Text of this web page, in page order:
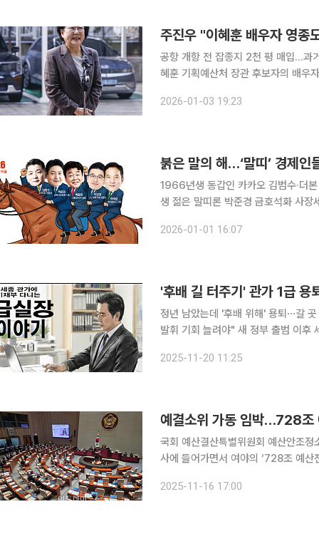
주진우 "이혜훈 배우자 영
공항 개항 전 잡종지 2천 평 매입…과거 이슬람 비하 발
혜훈 기획예산처 장관 후보자의 배우
2026-01-03 19:23
붉은 말의 해…‘말띠’ 경제인
1966년생 동갑인 카카오 김범수·더
생 젊은 말띠론 박준경 금호석화 사장
경제가 처한 대내외 어려움을 헤쳐 나
2026-01-01 16:07
'후배 길 터주기' 관가 1급
정년 남았는데 '후배 위해' 용퇴⋯갈
발휘 기회 늘려야" 새 정부 출범 이후
무원들이 전문성을 펼칠 길을 찾지 못
2025-11-20 11:25
예결소위 가동 임박…728조
국회 예산결산특별위원회 예산안조
사에 들어가면서 여야의 ‘728조 예산
다. 여기에 한·미 관세·안보 협상 후
2025-11-16 17:00